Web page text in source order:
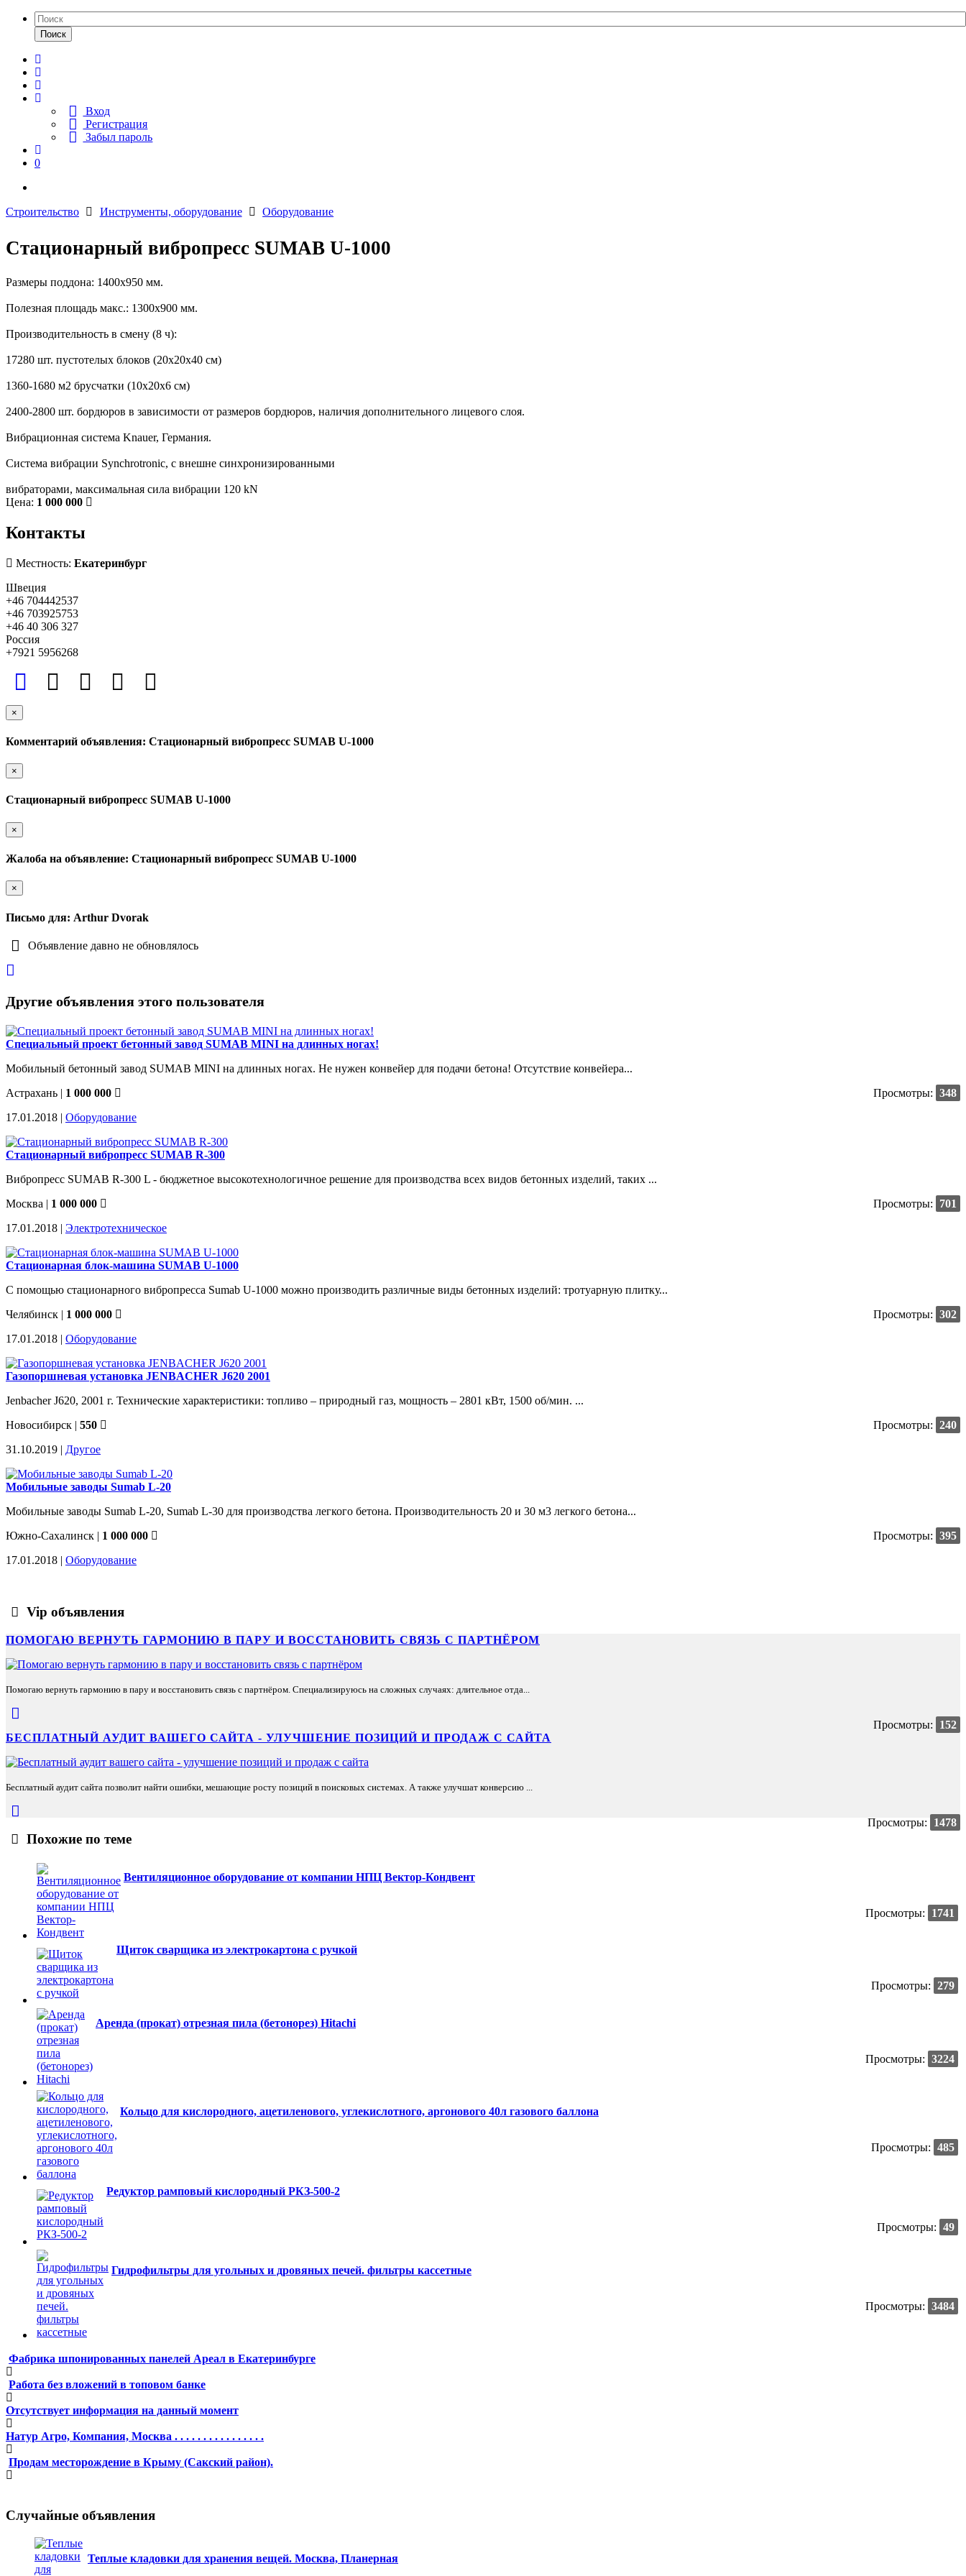
Поиск
Вход
Регистрация
Забыл пароль
0
Строительство Инструменты, оборудование Оборудование
Стационарный вибропресс SUMAB U-1000
Размеры поддона: 1400x950 мм.
Полезная площадь макс.: 1300x900 мм.
Производительность в смену (8 ч):
17280 шт. пустотелых блоков (20x20x40 см)
1360-1680 м2 брусчатки (10x20x6 см)
2400-2800 шт. бордюров в зависимости от размеров бордюров, наличия дополнительного лицевого слоя.
Вибрационная система Knauer, Германия.
Система вибрации Synchrotronic, с внешне синхронизированными
вибраторами, максимальная сила вибрации 120 kN
Цена: 1 000 000
Контакты
Местность: Екатеринбург
Швеция
+46 704442537
+46 703925753
+46 40 306 327
Россия
+7921 5956268
×
Комментарий объявления: Стационарный вибропресс SUMAB U-1000
×
Стационарный вибропресс SUMAB U-1000
×
Жалоба на объявление: Стационарный вибропресс SUMAB U-1000
×
Письмо для: Arthur Dvorak
Объявление давно не обновлялось
Другие объявления этого пользователя
Специальный проект бетонный завод SUMAB MINI на длинных ногах!
Мобильный бетонный завод SUMAB MINI на длинных ногах. Не нужен конвейер для подачи бетона! Отсутствие конвейера...
Астрахань | 1 000 000 Просмотры: 348
17.01.2018 | Оборудование
Стационарный вибропресс SUMAB R-300
Вибропресс SUMAB R-300 L - бюджетное высокотехнологичное решение для производства всех видов бетонных изделий, таких ...
Москва | 1 000 000 Просмотры:
701
17.01.2018 | Электротехническое
Стационарная блок-машина SUMAB U-1000
С помощью стационарного вибропресса Sumab U-1000 можно производить различные виды бетонных изделий: тротуарную плитку...
Челябинск | 1 000 000 Просмотры: 302
17.01.2018 | Оборудование
Газопоршневая установка JENBACHER J620 2001
Jenbacher J620, 2001 г. Технические характеристики: топливо – природный газ, мощность – 2801 кВт, 1500 об/мин. ...
Новосибирск | 550 Просмотры: 240
31.10.2019 | Другое
Мобильные заводы Sumab L-20
Мобильные заводы Sumab L-20, Sumab L-30 для производства легкого бетона. Производительность 20 и 30 м3 легкого бетона...
Южно-Сахалинск | 1 000 000 Просмотры: 395
17.01.2018 | Оборудование
Vip объявления
ПОМОГАЮ ВЕРНУТЬ ГАРМОНИЮ В ПАРУ И ВОССТАНОВИТЬ СВЯЗЬ С ПАРТНЁРОМ
Помогаю вернуть гармонию в пару и восстановить связь с партнёром. Специализируюсь на сложных случаях: длительное отда...
Просмотры:
152
БЕСПЛАТНЫЙ АУДИТ ВАШЕГО САЙТА - УЛУЧШЕНИЕ ПОЗИЦИЙ И ПРОДАЖ С САЙТА
Бесплатный аудит сайта позволит найти ошибки, мешающие росту позиций в поисковых системах. А также улучшат конверсию ...
Просмотры: 1478
Похожие по теме
Вентиляционное оборудование от компании НПЦ Вектор-Кондвент
Просмотры: 1741
Щиток сварщика из электрокартона с ручкой
Просмотры: 279
Аренда (прокат) отрезная пила (бетонорез) Hitachi
Просмотры: 3224
Кольцо для кислородного, ацетиленового, углекислотного, аргонового 40л газового баллона
Просмотры: 485
Редуктор рамповый кислородный РКЗ-500-2
Просмотры: 49
Гидрофильтры для угольных и дровяных печей. фильтры кассетные
Просмотры: 3484
Фабрика шпонированных панелей Ареал в Екатеринбурге
Работа без вложений в топовом банке
Отсутствует информация на данный момент
Натур Агро, Компания, Москва . . . . . . . . . . . . . . . .
Продам месторождение в Крыму (Сакский район).
Случайные объявления
Теплые кладовки для хранения вещей. Москва, Планерная